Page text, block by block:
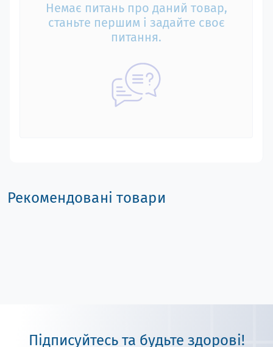
Немає питань про даний товар,
станьте першим і задайте своє
питання.
Рекомендовані товари
Підписуйтесь та будьте здорові!